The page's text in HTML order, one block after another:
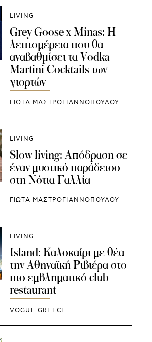
LIVING
Grey Goose x Minas: Η
λεπτομέρεια που θα
αναβαθμίσει τα Vodka
Martini Cocktails των
γιορτών
ΓΙΩΤΑ ΜΑΣΤΡΟΓΙΑΝΝΟΠΟΥΛΟΥ
LIVING
Slow living: Απόδραση σε
έναν μυστικό παράδεισο
στη Νότια Γαλλία
ΓΙΩΤΑ ΜΑΣΤΡΟΓΙΑΝΝΟΠΟΥΛΟΥ
LIVING
Island: Καλοκαίρι με θέα
την Αθηναϊκή Ριβιέρα στο
πιο εμβληματικό club
restaurant
VOGUE GREECE